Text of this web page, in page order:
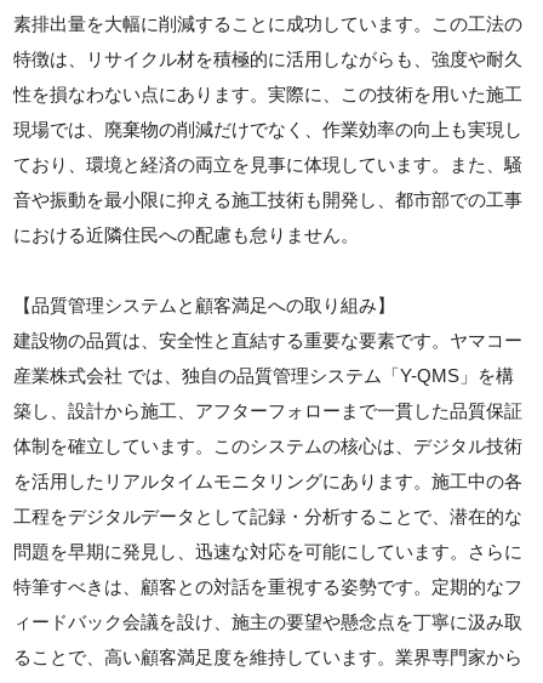
素排出量を大幅に削減することに成功しています。この工法の
特徴は、リサイクル材を積極的に活用しながらも、強度や耐久
性を損なわない点にあります。実際に、この技術を用いた施工
現場では、廃棄物の削減だけでなく、作業効率の向上も実現し
ており、環境と経済の両立を見事に体現しています。また、騒
音や振動を最小限に抑える施工技術も開発し、都市部での工事
における近隣住民への配慮も怠りません。
【品質管理システムと顧客満足への取り組み】
建設物の品質は、安全性と直結する重要な要素です。ヤマコー
産業株式会社 では、独自の品質管理システム「Y-QMS」を構
築し、設計から施工、アフターフォローまで一貫した品質保証
体制を確立しています。このシステムの核心は、デジタル技術
を活用したリアルタイムモニタリングにあります。施工中の各
工程をデジタルデータとして記録・分析することで、潜在的な
問題を早期に発見し、迅速な対応を可能にしています。さらに
特筆すべきは、顧客との対話を重視する姿勢です。定期的なフ
ィードバック会議を設け、施主の要望や懸念点を丁寧に汲み取
ることで、高い顧客満足度を維持しています。業界専門家から